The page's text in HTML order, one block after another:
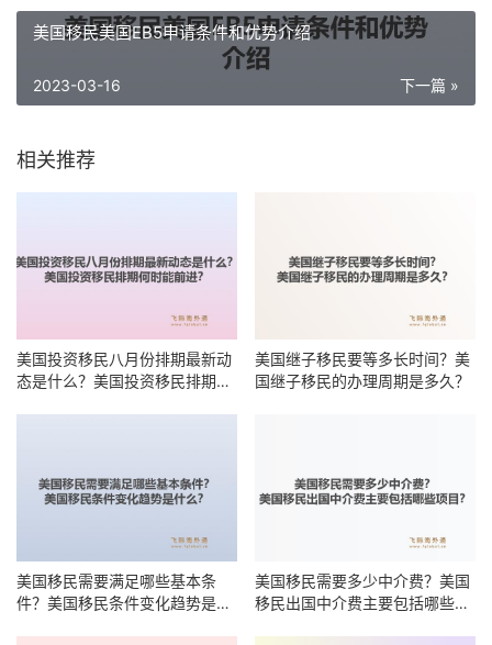
美国移民美国EB5申请条件和优势介绍
下一篇 »
2023-03-16
相关推荐
美国投资移民八月份排期最新动
态是什么？美国投资移民排期何
美国继子移民要等多长时间？美
国继子移民的办理周期是多久？
美国移民需要满足哪些基本条
件？美国移民条件变化趋势是什
美国移民需要多少中介费？美国
移民出国中介费主要包括哪些项